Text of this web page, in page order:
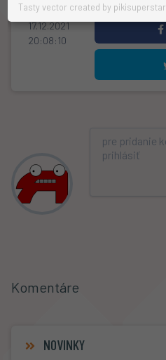
Tasty vector created by pikisuperstar
17.12.2021
20:08:10
Komentáre
NOVINKY